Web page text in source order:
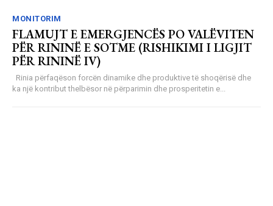
MONITORIM
FLAMUJT E EMERGJENCËS PO VALËVITEN
PËR RININË E SOTME (RISHIKIMI I LIGJIT
PËR RININË IV)
ka një kontribut thelbësor në përparimin dhe prosperitetin e...